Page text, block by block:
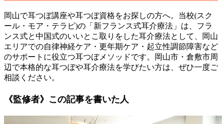
岡山で耳つぼ講座や耳つぼ資格をお探しの方へ。当校(スク
ール・モア・テラピ)の「新フランス式耳介療法」は、フラ
ンス式と中国式のいいとこ取りをした耳介療法として、岡山
エリアでの自律神経ケア・更年期ケア・起立性調節障害など
のサポートに役立つ耳つぼメソッドです。岡山市・倉敷市周
辺で本格的な耳つぼや耳介療法を学びたい方は、ぜひ一度ご
相談ください。
《監修者》この記事を書いた人